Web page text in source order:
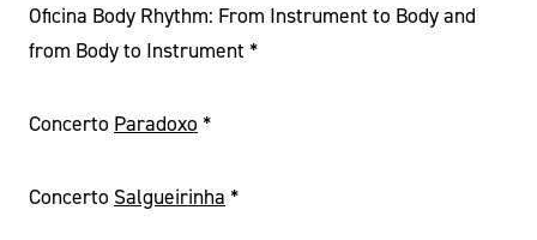
Oficina Body Rhythm: From Instrument to Body and
from Body to Instrument *
Concerto Paradoxo *
Concerto Salgueirinha *